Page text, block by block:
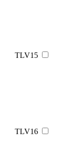
TLV15
TLV16